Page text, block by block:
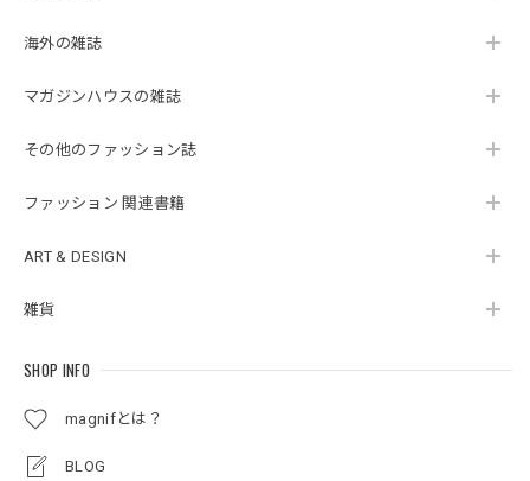
海外の雑誌
マガジンハウスの雑誌
その他のファッション誌
ファッション 関連書籍
ART & DESIGN
雑貨
SHOP INFO
magnifとは？
BLOG